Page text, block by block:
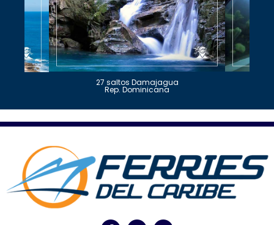
27 saltos Damajagua
Rep. Dominicana